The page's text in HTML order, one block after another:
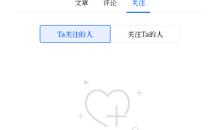
文章 评论 关注
Ta关注的人 关注Ta的人